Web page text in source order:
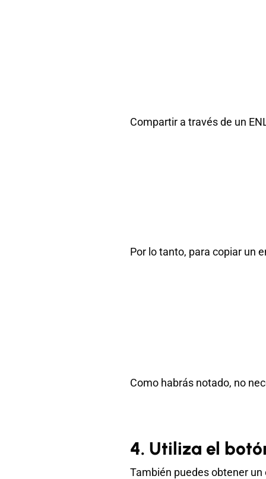
Compartir a través de un
Por lo tanto, para copiar un
Como habrás notado, no
4. Utiliza el
También puedes obtener